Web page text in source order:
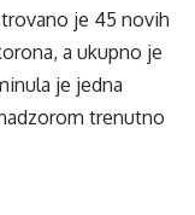
je 45 novih
a ukupno je
je jedna
trenutno